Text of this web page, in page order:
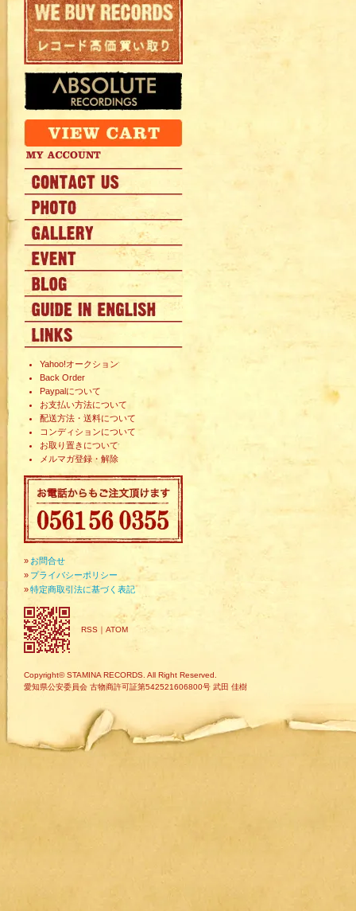
Yahoo!オークション
Back Order
Paypalについて
お支払い方法について
配送方法・送料について
コンディションについて
お取り置きについて
メルマガ登録・解除
» お問合せ
» プライバシーポリシー
»特定商取引法に基づく表記
RSS ｜ ATOM
Copyright© STAMINA RECORDS. All Right Reserved.
愛知県公安委員会 古物商許可証第542521606800号 武田 佳樹